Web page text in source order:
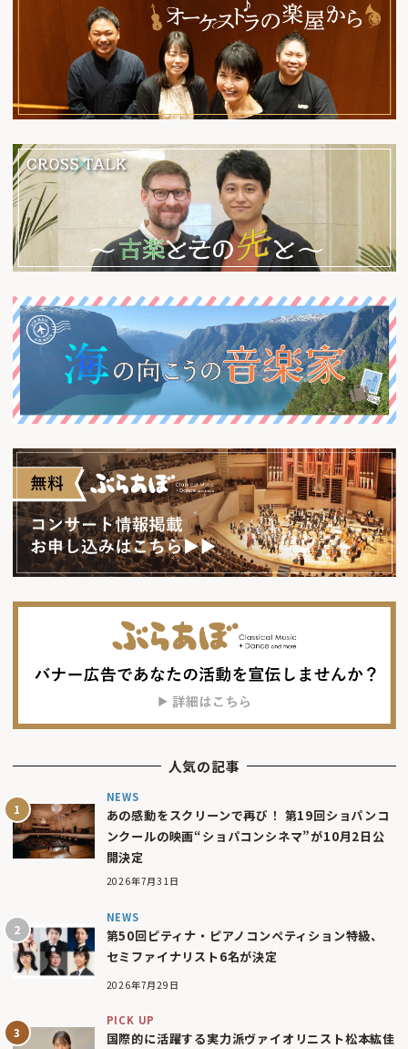
人気の記事
NEWS
あの感動をスクリーンで再び！ 第19回ショパンコ
ンクールの映画“ショパコンシネマ”が10月2日公
開決定
2026年7月31日
NEWS
第50回ピティナ・ピアノコンペティション特級、
セミファイナリスト6名が決定
2026年7月29日
PICK UP
国際的に活躍する実力派ヴァイオリニスト松本紘佳